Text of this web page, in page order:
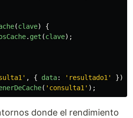
(clave)
{
. get (clave);
' , { data: ' resultado1 '
});
( ' consulta1 ' );
donde el rendimiento